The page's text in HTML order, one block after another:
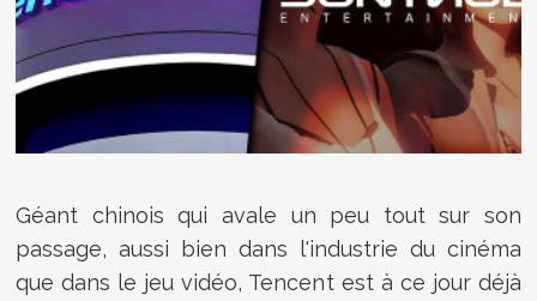
Géant chinois qui avale un peu tout sur son
passage, aussi bien dans l'industrie du cinéma
que dans le jeu vidéo, Tencent est à ce jour déjà